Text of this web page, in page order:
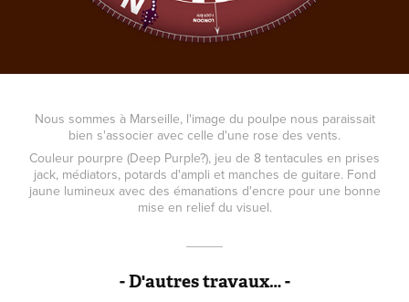
Nous sommes à Marseille, l'image du poulpe nous paraissait
bien s'associer avec celle d'une rose des vents.
Couleur pourpre (Deep Purple?), jeu de 8 tentacules en prises
jack, médiators, potards d'ampli et manches de guitare. Fond
jaune lumineux avec des émanations d'encre pour une bonne
mise en relief du visuel.
- D'autres travaux… -